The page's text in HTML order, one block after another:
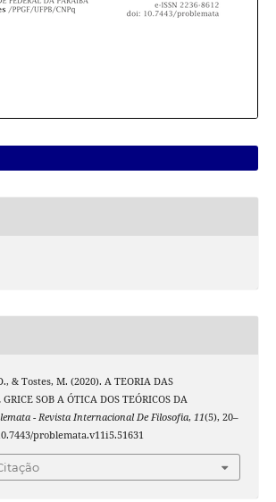
& Tostes, M. (2020). A TEORIA DAS
SOB A ÓTICA DOS TEÓRICOS DA
- Revista Internacional De Filosofia, 11(5), 20–
problemata.v11i5.51631